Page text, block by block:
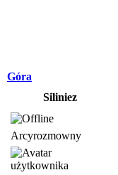
Góra
Siliniez
Arcyrozmowny